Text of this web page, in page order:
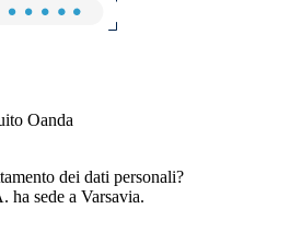
Oanda
dei dati personali?
sede a Varsavia.